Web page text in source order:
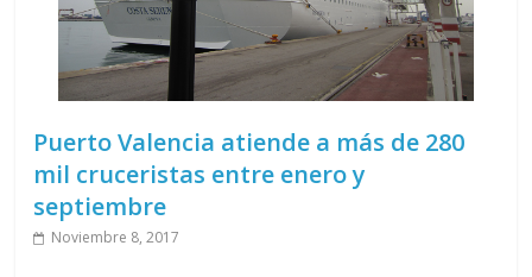
Puerto Valencia atiende a más de 280
mil cruceristas entre enero y
septiembre
Noviembre 8, 2017